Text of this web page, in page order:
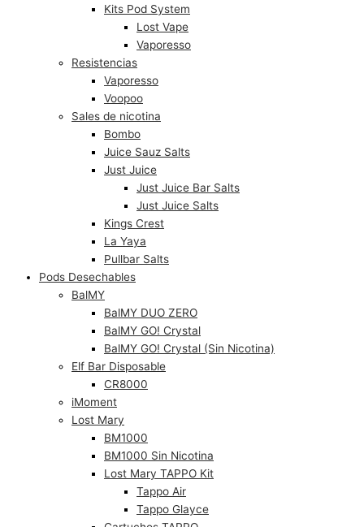
Kits Pod System
Lost Vape
Vaporesso
Resistencias
Vaporesso
Voopoo
Sales de nicotina
Bombo
Juice Sauz Salts
Just Juice
Just Juice Bar Salts
Just Juice Salts
Kings Crest
La Yaya
Pullbar Salts
Pods Desechables
BalMY
BalMY DUO ZERO
BalMY GO! Crystal
BalMY GO! Crystal (Sin Nicotina)
Elf Bar Disposable
CR8000
iMoment
Lost Mary
BM1000
BM1000 Sin Nicotina
Lost Mary TAPPO Kit
Tappo Air
Tappo Glayce